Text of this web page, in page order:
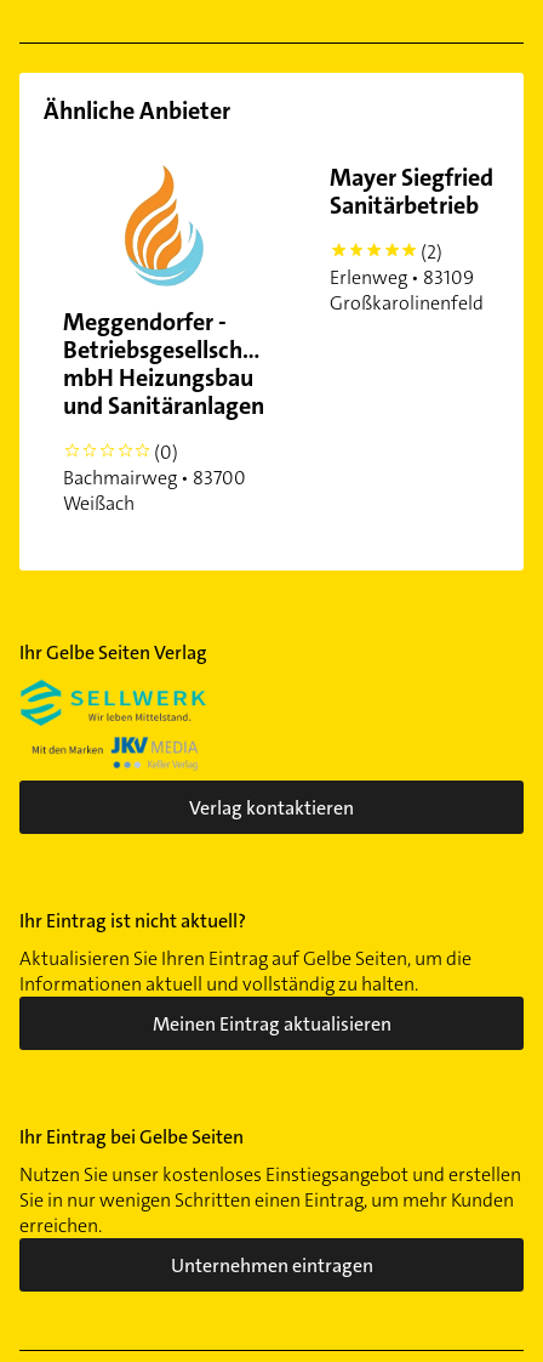
Physiotherapie
Ähnliche Anbieter
Meggendorfer -
Betriebsgesellschaft
mbH Heizungsbau
und Sanitäranlagen
0
(0)
Bachmairweg • 83700
Weißach
Mayer Siegfried
Sanitärbetrieb
5
(2)
Erlenweg • 83109
Großkarolinenfeld
Ihr Gelbe Seiten Verlag
Verlag kontaktieren
Ihr Eintrag ist nicht aktuell?
Aktualisieren Sie Ihren Eintrag auf Gelbe Seiten, um die
Informationen aktuell und vollständig zu halten.
Meinen Eintrag aktualisieren
Ihr Eintrag bei Gelbe Seiten
Nutzen Sie unser kostenloses Einstiegsangebot und erstellen
Sie in nur wenigen Schritten einen Eintrag, um mehr Kunden
erreichen.
Unternehmen eintragen